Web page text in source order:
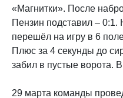
«Магнитки». После
Пензин подставил – 0:1.
перешёл на игру в 6
Плюс за 4 секунды до
забил в пустые ворота. В
29 марта команды